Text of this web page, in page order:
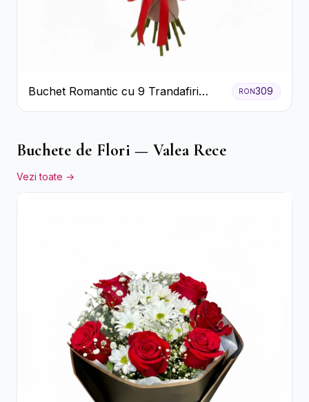
Buchet Romantic cu 9 Trandafiri
Roșii
RON309
Buchete de Flori — Valea Rece
Vezi toate →